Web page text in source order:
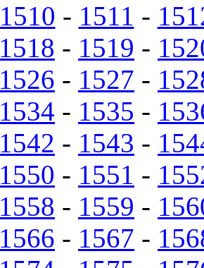
1510 - 1511 -
1518 - 1519 -
1526 - 1527 -
1534 - 1535 -
1542 - 1543 -
1550 - 1551 -
1558 - 1559 -
1566 - 1567 -